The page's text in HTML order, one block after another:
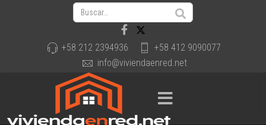
+58 212 2394936
+58 412 9090077
info@viviendaenred.net